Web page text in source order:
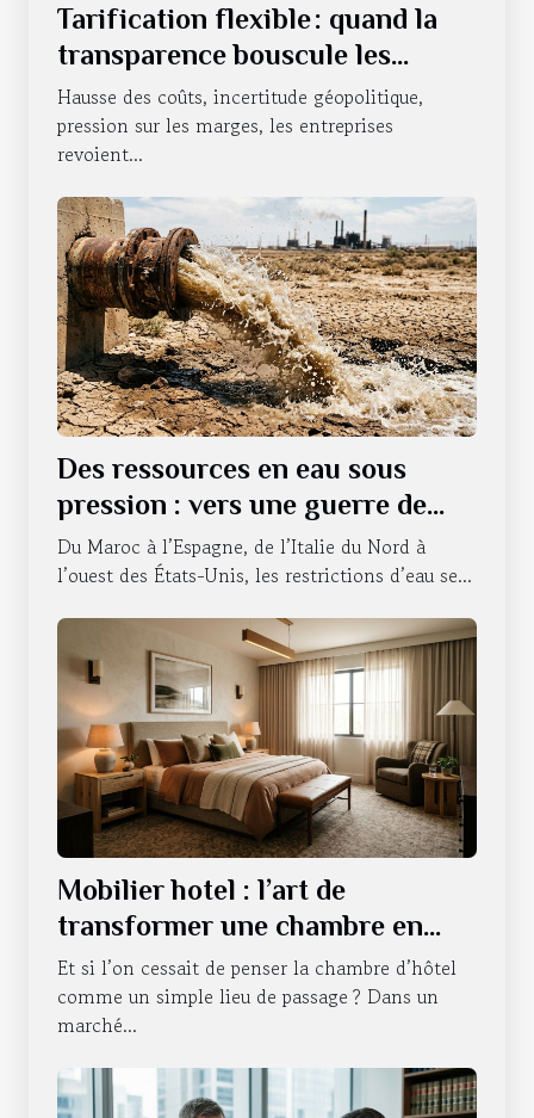
Tarification flexible : quand la
transparence bouscule les
habitudes des entreprises
Hausse des coûts, incertitude géopolitique,
pression sur les marges, les entreprises
revoient...
Des ressources en eau sous
pression : vers une guerre de
l’accessibilité ?
Du Maroc à l’Espagne, de l’Italie du Nord à
l’ouest des États-Unis, les restrictions d’eau se...
Mobilier hotel : l’art de
transformer une chambre en
expérience sensorielle
Et si l’on cessait de penser la chambre d’hôtel
comme un simple lieu de passage ? Dans un
marché...